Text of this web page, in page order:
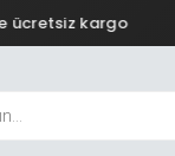
kargo